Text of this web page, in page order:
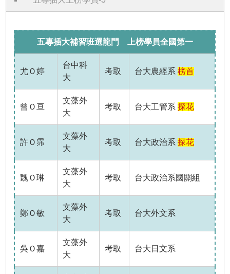
五專插大補習班選龍門 上榜學員全國第一
尤Ｏ婷
台中科
大
考取 台大農經系榜首
曾Ｏ亘
文藻外
大
考取 台大工管系探花
許Ｏ霈
文藻外
大
考取 台大政治系探花
魏Ｏ琳
文藻外
大
考取 台大政治系國關組
鄭Ｏ敏
文藻外
大
考取 台大外文系
吳Ｏ嘉
文藻外
大
考取 台大日文系